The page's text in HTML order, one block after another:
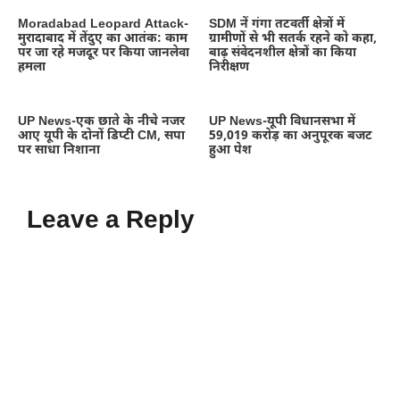
Moradabad Leopard Attack-
मुरादाबाद में तेंदुए का आतंक: काम
पर जा रहे मजदूर पर किया जानलेवा
हमला
SDM नें गंगा तटवर्ती क्षेत्रों में
ग्रामीणों से भी सतर्क रहने को कहा,
बाढ़ संवेदनशील क्षेत्रों का किया
निरीक्षण
UP News-एक छाते के नीचे नजर
आए यूपी के दोनों डिप्टी CM, सपा
पर साधा निशाना
UP News-यूपी विधानसभा में
59,019 करोड़ का अनुपूरक बजट
हुआ पेश
Leave a Reply